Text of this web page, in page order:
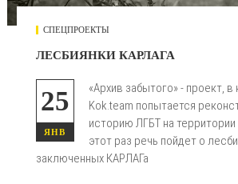
СПЕЦПРОЕКТЫ
ЛЕСБИЯНКИ КАРЛАГА
25
ЯНВ
«Архив забытого» - проект,
Kok.team попытается
историю ЛГБТ на территории
этот раз речь пойдет о
заключенных КАРЛАГа